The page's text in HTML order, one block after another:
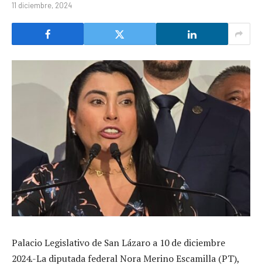
11 diciembre, 2024
Palacio Legislativo de San Lázaro a 10 de diciembre
2024.-La diputada federal Nora Merino Escamilla (PT),